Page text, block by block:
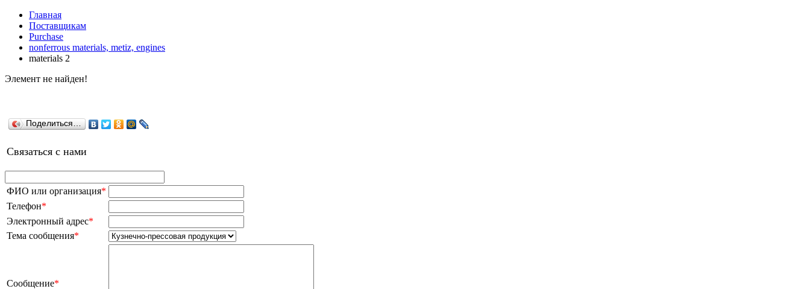
Главная
Поставщикам
Purchase
nonferrous materials, metiz, engines
materials 2
Элемент не найден!
Поделиться…
Связаться с нами
ФИО или организация*
Телефон*
Электронный адрес*
Тема сообщения*
Сообщение*